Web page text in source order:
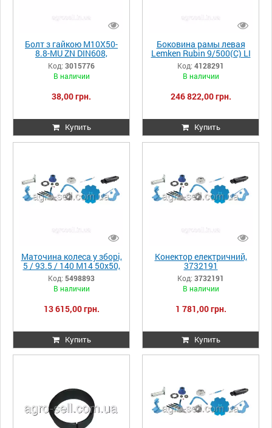
Болт з гайкою M10X50-
8.8-MU ZN DIN608,
3015776
Код: 3015776
В наличии
38,00 грн.
Купить
Боковина рамы левая
Lemken Rubin 9/500(C) LI
4128291
Код: 4128291
В наличии
246 822,00 грн.
Купить
Маточина колеса у зборі,
5 / 93.5 / 140 M14 50x50,
5498893
Код: 5498893
В наличии
13 615,00 грн.
Купить
Конектор електричний,
3732191
Код: 3732191
В наличии
1 781,00 грн.
Купить